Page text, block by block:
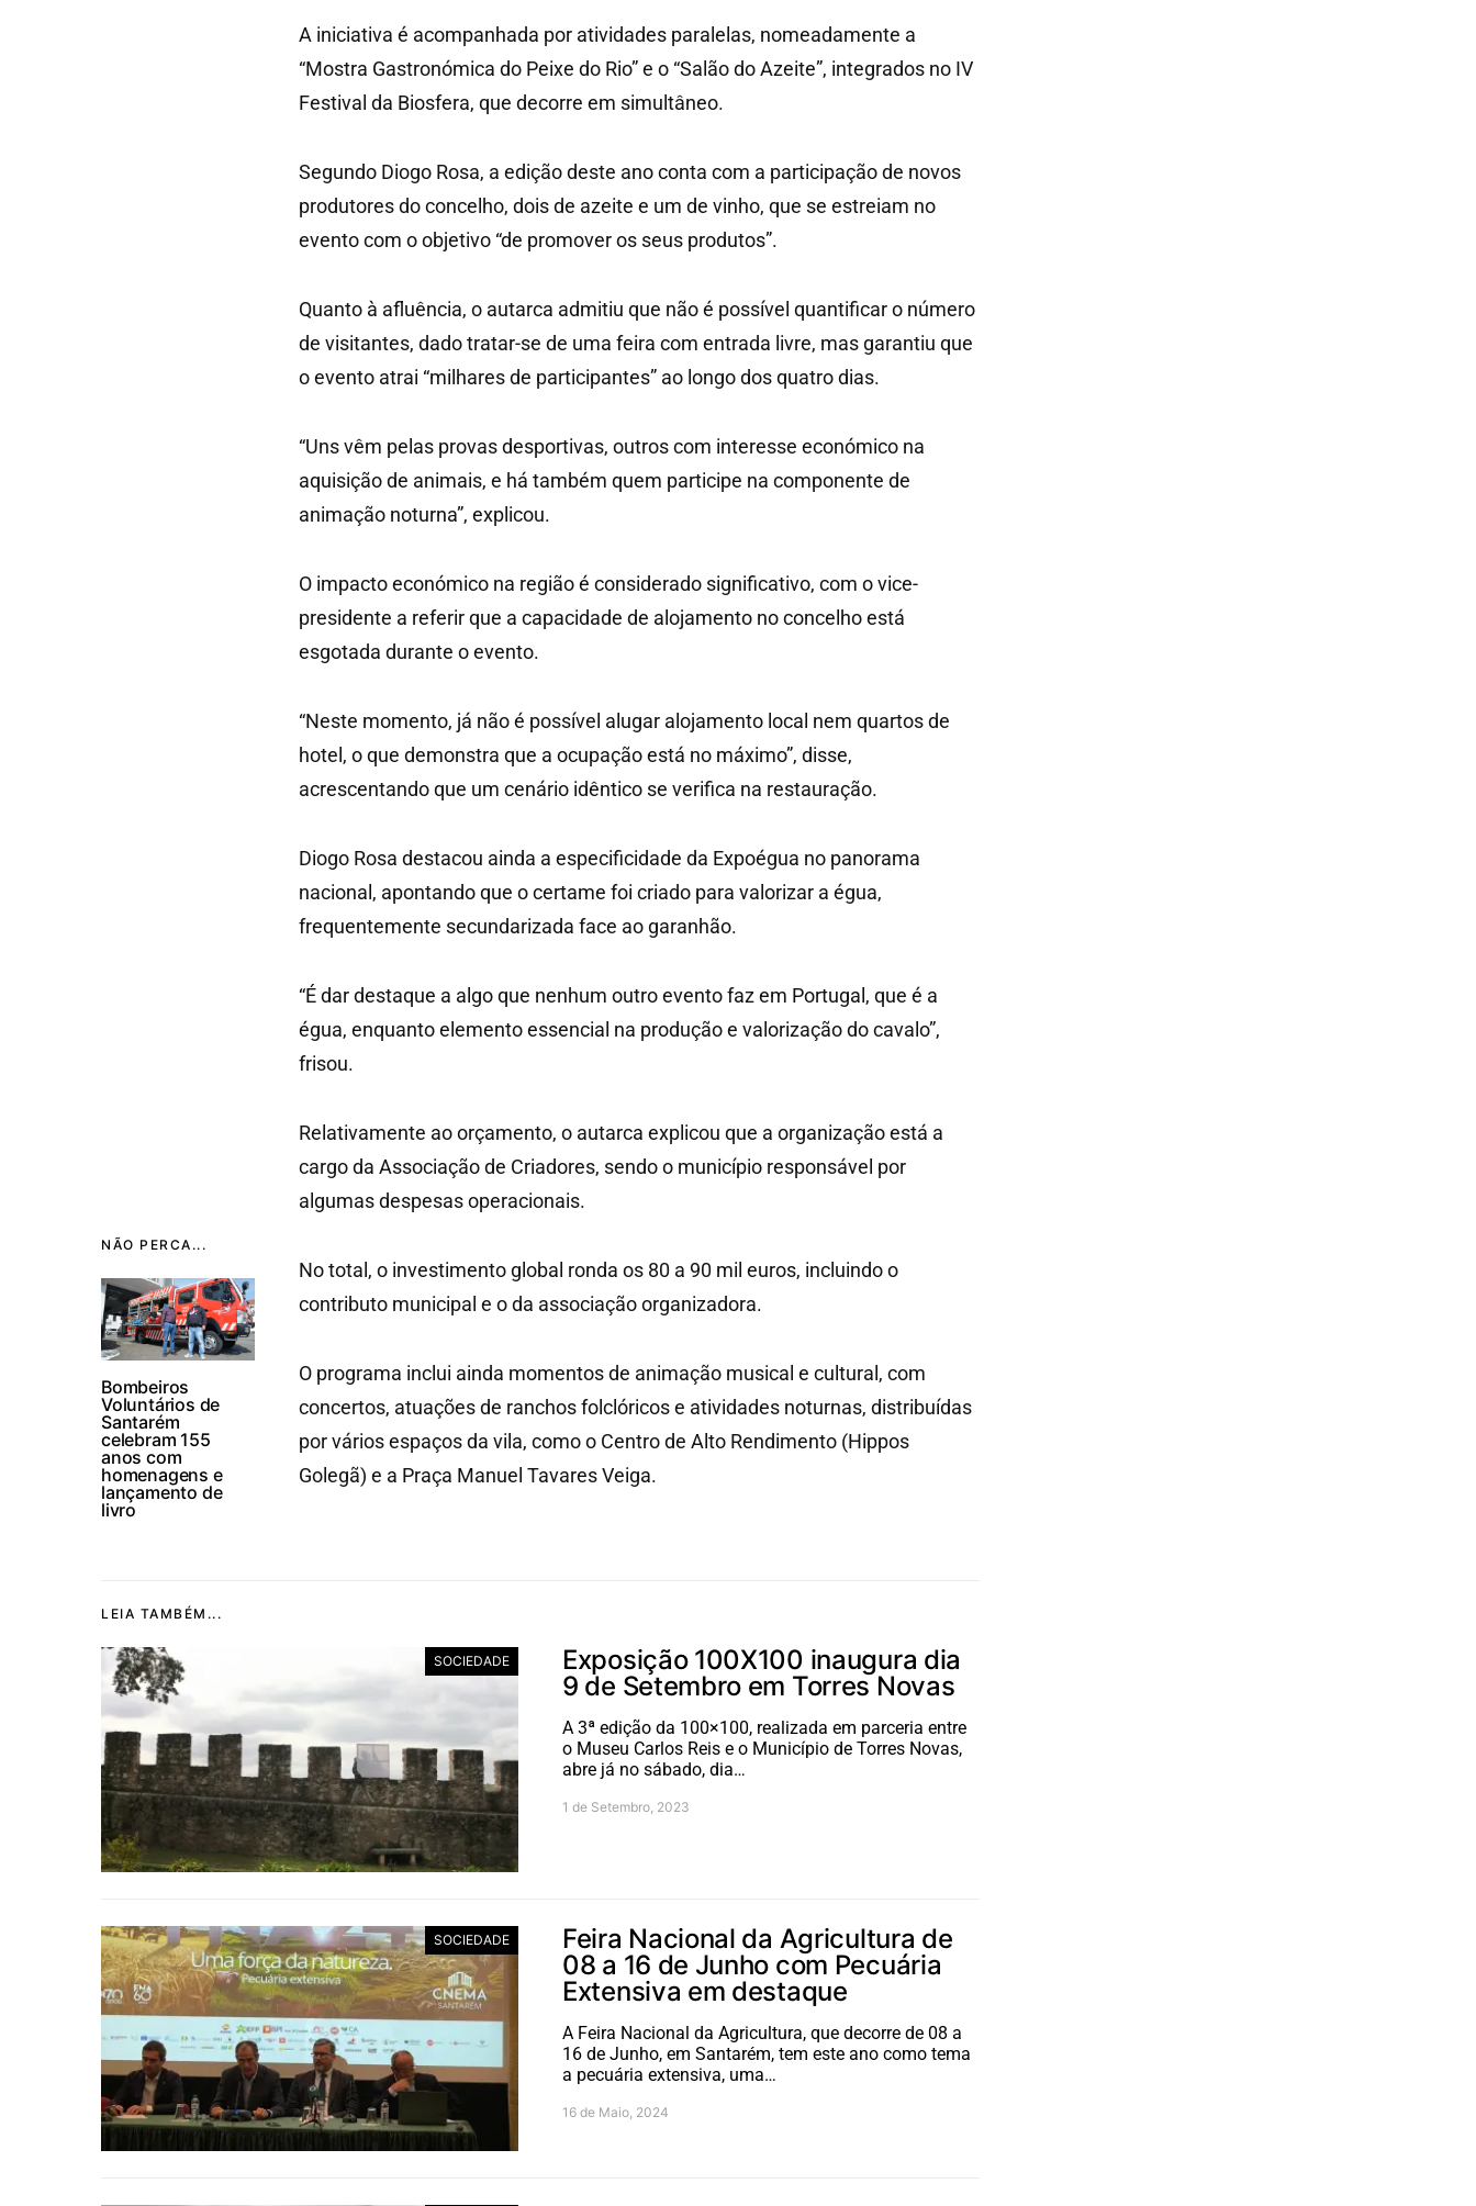
NÃO PERCA...
Bombeiros
Voluntários de
Santarém
celebram 155
anos com
homenagens e
lançamento de
livro
A iniciativa é acompanhada por atividades paralelas, nomeadamente a
“Mostra Gastronómica do Peixe do Rio” e o “Salão do Azeite”, integrados no IV
Festival da Biosfera, que decorre em simultâneo.
Segundo Diogo Rosa, a edição deste ano conta com a participação de novos
produtores do concelho, dois de azeite e um de vinho, que se estreiam no
evento com o objetivo “de promover os seus produtos”.
Quanto à afluência, o autarca admitiu que não é possível quantificar o número
de visitantes, dado tratar-se de uma feira com entrada livre, mas garantiu que
o evento atrai “milhares de participantes” ao longo dos quatro dias.
“Uns vêm pelas provas desportivas, outros com interesse económico na
aquisição de animais, e há também quem participe na componente de
animação noturna”, explicou.
O impacto económico na região é considerado significativo, com o vice-
presidente a referir que a capacidade de alojamento no concelho está
esgotada durante o evento.
“Neste momento, já não é possível alugar alojamento local nem quartos de
hotel, o que demonstra que a ocupação está no máximo”, disse,
acrescentando que um cenário idêntico se verifica na restauração.
Diogo Rosa destacou ainda a especificidade da Expoégua no panorama
nacional, apontando que o certame foi criado para valorizar a égua,
frequentemente secundarizada face ao garanhão.
“É dar destaque a algo que nenhum outro evento faz em Portugal, que é a
égua, enquanto elemento essencial na produção e valorização do cavalo”,
frisou.
Relativamente ao orçamento, o autarca explicou que a organização está a
cargo da Associação de Criadores, sendo o município responsável por
algumas despesas operacionais.
No total, o investimento global ronda os 80 a 90 mil euros, incluindo o
contributo municipal e o da associação organizadora.
O programa inclui ainda momentos de animação musical e cultural, com
concertos, atuações de ranchos folclóricos e atividades noturnas, distribuídas
por vários espaços da vila, como o Centro de Alto Rendimento (Hippos
Golegã) e a Praça Manuel Tavares Veiga.
LEIA TAMBÉM...
SOCIEDADE
Exposição 100X100 inaugura dia
9 de Setembro em Torres Novas
A 3ª edição da 100×100, realizada em parceria entre
o Museu Carlos Reis e o Município de Torres Novas,
abre já no sábado, dia…
1 de Setembro, 2023
SOCIEDADE
Feira Nacional da Agricultura de
08 a 16 de Junho com Pecuária
Extensiva em destaque
A Feira Nacional da Agricultura, que decorre de 08 a
16 de Junho, em Santarém, tem este ano como tema
a pecuária extensiva, uma…
16 de Maio, 2024